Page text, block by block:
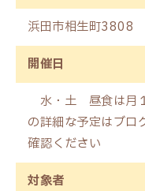
浜田市相生町3808
開催日
水・土 昼食は月
の詳細な予定はブロ
確認ください
対象者